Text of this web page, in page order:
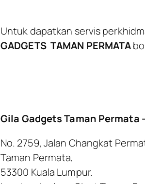
Untuk dapatkan servis
GADGETS TAMAN PERMATA
Gila Gadgets Taman Permata
No. 2759, Jalan Changkat
Taman Permata,
53300 Kuala Lumpur.